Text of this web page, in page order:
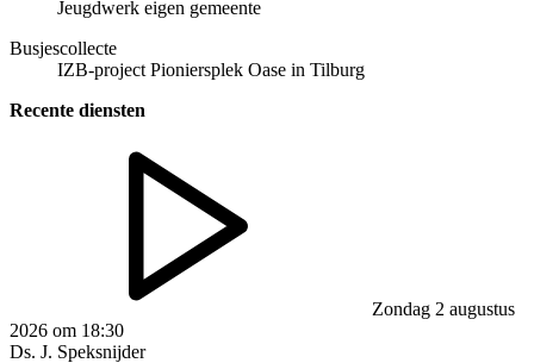
Jeugdwerk eigen gemeente
Busjescollecte
IZB-project Pioniersplek Oase in Tilburg
Recente diensten
Zondag 2 augustus
2026 om 18:30
Ds. J. Speksnijder